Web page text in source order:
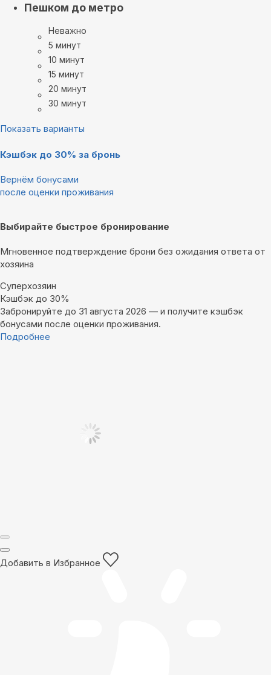
Пешком до метро
Неважно
5 минут
10 минут
15 минут
20 минут
30 минут
Показать варианты
Кэшбэк до 30% за бронь
Вернём бонусами
после оценки проживания
Выбирайте быстрое бронирование
Мгновенное подтверждение брони без ожидания ответа от
хозяина
Суперхозяин
Кэшбэк до 30%
Забронируйте до 31 августа 2026 — и получите кэшбэк
бонусами после оценки проживания.
Подробнее
Добавить в Избранное